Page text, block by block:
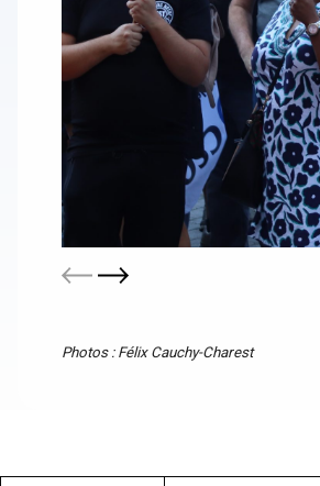
Photos : Félix Cauchy-Charest